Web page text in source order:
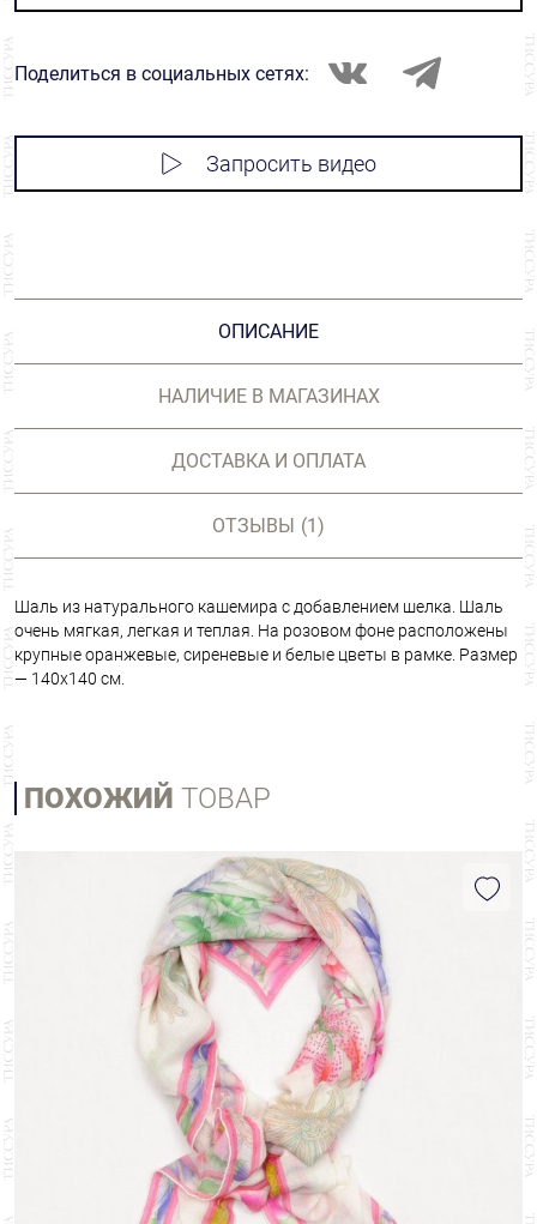
Поделиться в социальных сетях:
Запросить видео
ОПИСАНИЕ
НАЛИЧИЕ В МАГАЗИНАХ
ДОСТАВКА И ОПЛАТА
ОТЗЫВЫ (1)
Шаль из натурального кашемира с добавлением шелка. Шаль
очень мягкая, легкая и теплая. На розовом фоне расположены
крупные оранжевые, сиреневые и белые цветы в рамке. Размер
— 140х140 см.
ПОХОЖИЙ ТОВАР